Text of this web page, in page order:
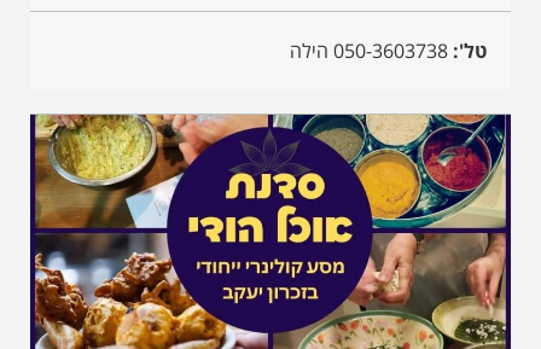
טל':